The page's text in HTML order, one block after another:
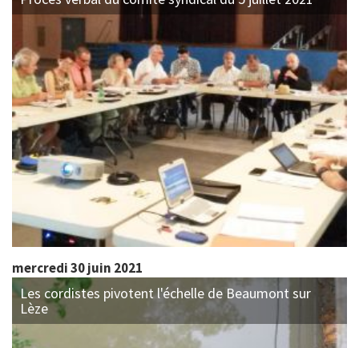
mercredi 30 juin 2021
Les cordistes pivotent l'échelle de Beaumont sur
Lèze